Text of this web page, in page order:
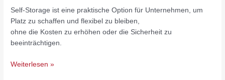
Self-Storage ist eine praktische Option für Unternehmen, um
Platz zu schaffen und flexibel zu bleiben,
ohne die Kosten zu erhöhen oder die Sicherheit zu
beeinträchtigen.
Weiterlesen »